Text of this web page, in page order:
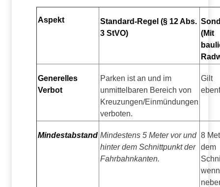
Aspekt
Standard-Regel (§ 12 Abs.
3 StVO)
(Mit
Generelles
Verbot
Parken ist an und im
unmittelbaren Bereich von
Kreuzungen/Einmündungen
verboten.
Gilt
Mindestabstand Mindestens 5 Meter vor und
hinter dem Schnittpunkt der
Fahrbahnkanten.
8
dem